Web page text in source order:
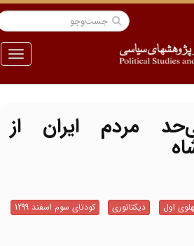
منو
مردم ایران از
اول دیکتاتوری
کودتای سوم اسفند 1299